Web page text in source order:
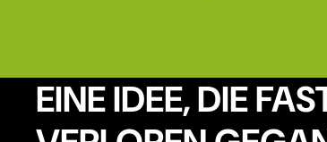
EINE IDEE, DIE